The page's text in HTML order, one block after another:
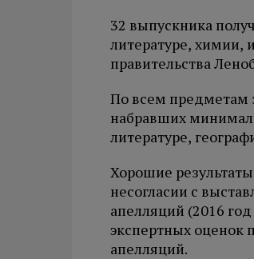
32 выпускника
литературе, химии,
правительства
По всем предметам
набравших
литературе,
Хорошие
несогласии с
апелляций (2016
экспертных оценок
апелляций.